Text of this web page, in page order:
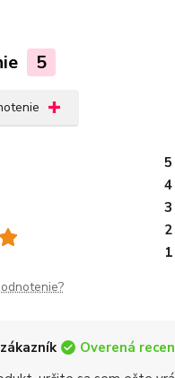
5
5
4
3
2
1
Overená